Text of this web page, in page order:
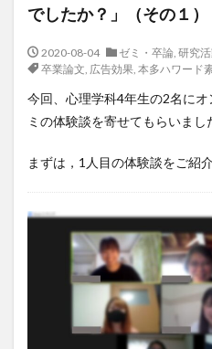
でしたか？」（その１）
2020-08-04 ゼミ・卒論, 研究
卒業論文, 広告効果, 本多ハワード
今回、心理学科4年生の2名に
ミの体験談を寄せてもらいまし
まずは，1人目の体験談をご紹